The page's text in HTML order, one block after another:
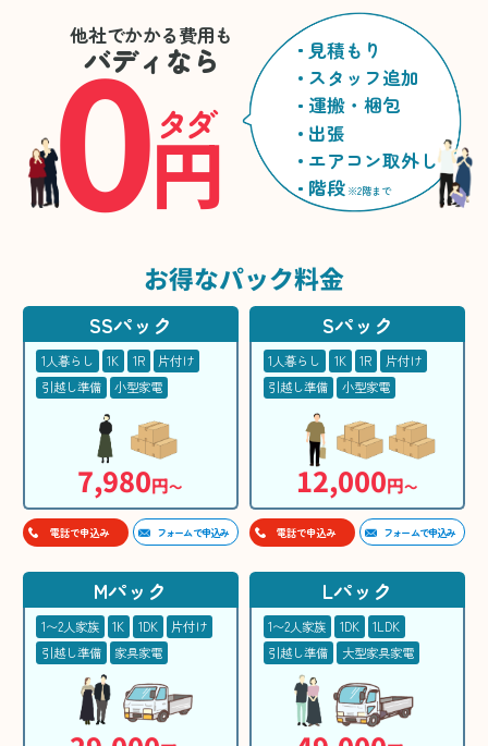
他社でかかる費用も
バディなら
0円
タダ
見積もり
スタッフ追加
運搬・梱包
出張
エアコン取外し
階段 ※2階まで
お得なパック料金
SSパック
1人暮らし 1K 1R
片付け
引越し準備
小型家電
7,980円〜
電話で申込み フォームで申込み
Sパック
1人暮らし 1K 1R
片付け
引越し準備
小型家電
12,000円〜
電話で申込み フォームで申込み
Mパック
1〜2人家族 1K 1DK
片付け
引越し準備
家具家電
Lパック
1〜2人家族 1DK
1LDK
引越し準備
大型家具家電